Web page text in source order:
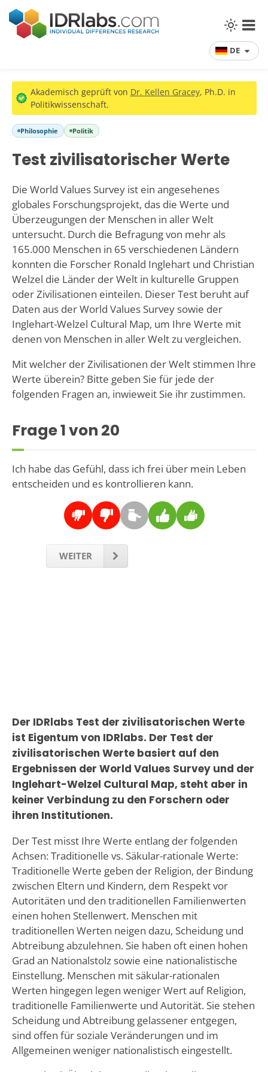
DE
Akademisch geprüft von Dr. Kellen Gracey, Ph.D. in
Politikwissenschaft.
Philosophie Politik
Test zivilisatorischer Werte
Die World Values Survey ist ein angesehenes
globales Forschungsprojekt, das die Werte und
Überzeugungen der Menschen in aller Welt
untersucht. Durch die Befragung von mehr als
165.000 Menschen in 65 verschiedenen Ländern
konnten die Forscher Ronald Inglehart und Christian
Welzel die Länder der Welt in kulturelle Gruppen
oder Zivilisationen einteilen. Dieser Test beruht auf
Daten aus der World Values Survey sowie der
Inglehart-Welzel Cultural Map, um Ihre Werte mit
denen von Menschen in aller Welt zu vergleichen.
Mit welcher der Zivilisationen der Welt stimmen Ihre
Werte überein? Bitte geben Sie für jede der
folgenden Fragen an, inwieweit Sie ihr zustimmen.
Frage1von 20
Ich habe das Gefühl, dass ich frei über mein Leben
entscheiden und es kontrollieren kann.
WEITER
Der IDRlabs Test der zivilisatorischen Werte
ist Eigentum von IDRlabs. Der Test der
zivilisatorischen Werte basiert auf den
Ergebnissen der World Values Survey und der
Inglehart-Welzel Cultural Map, steht aber in
keiner Verbindung zu den Forschern oder
ihren Institutionen.
Der Test misst Ihre Werte entlang der folgenden
Achsen: Traditionelle vs. Säkular-rationale Werte:
Traditionelle Werte geben der Religion, der Bindung
zwischen Eltern und Kindern, dem Respekt vor
Autoritäten und den traditionellen Familienwerten
einen hohen Stellenwert. Menschen mit
traditionellen Werten neigen dazu, Scheidung und
Abtreibung abzulehnen. Sie haben oft einen hohen
Grad an Nationalstolz sowie eine nationalistische
Einstellung. Menschen mit säkular-rationalen
Werten hingegen legen weniger Wert auf Religion,
traditionelle Familienwerte und Autorität. Sie stehen
Scheidung und Abtreibung gelassener entgegen,
sind offen für soziale Veränderungen und im
Allgemeinen weniger nationalistisch eingestellt.